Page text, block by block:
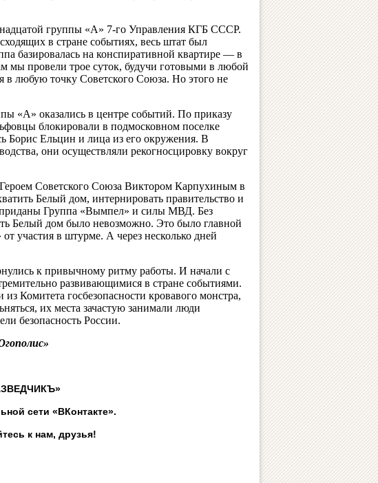
группы «А» 7-го Управления КГБ СССР.
в стране событиях, весь штат был
базировалась на конспиративной квартире — в
мы провели трое суток, будучи готовыми в любой
в любую точку Советского Союза. Но этого не
«А» оказались в центре событий. По приказу
блокировали в подмосковном поселке
Борис Ельцин и лица из его окружения. В
они осуществляли рекогносцировку вокруг
Советского Союза Виктором Карпухиным в
Белый дом, интернировать правительство и
приданы Группа «Вымпел» и силы МВД. Без
Белый дом было невозможно. Это было главной
участия в штурме. А через несколько дней
к привычному ритму работы. И начали с
развивающимися в стране событиями.
Комитета госбезопасности кровавого монстра,
их места зачастую занимали люди
безопасность России.
сети «ВКонтакте».
к нам, друзья!